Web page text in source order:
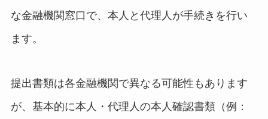
な金融機関窓口で、本人と代理人が手続きを行い
ます。
提出書類は各金融機関で異なる可能性もあります
が、基本的に本人・代理人の本人確認書類（例：